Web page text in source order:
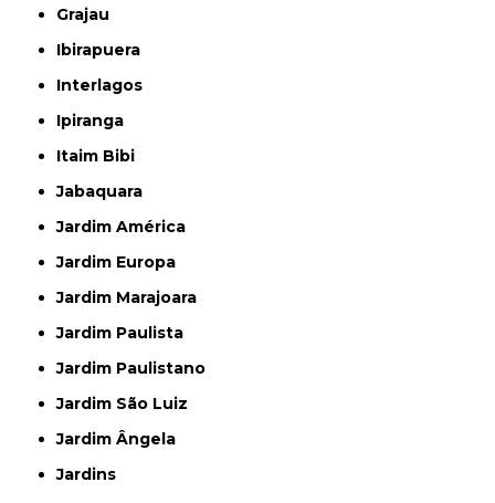
Grajau
Ibirapuera
Interlagos
Ipiranga
Itaim Bibi
Jabaquara
Jardim América
Jardim Europa
Jardim Marajoara
Jardim Paulista
Jardim Paulistano
Jardim São Luiz
Jardim Ângela
Jardins